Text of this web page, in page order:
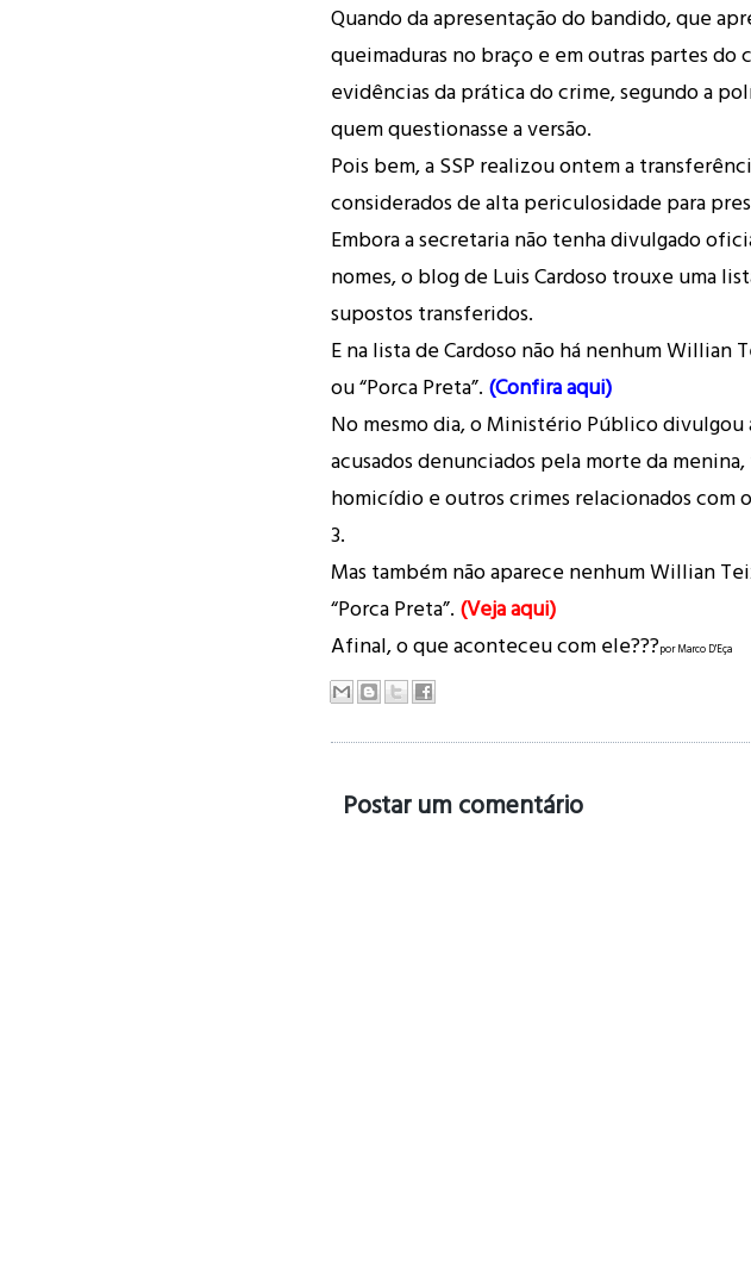
Quando da apresentação do bandido, que
queimaduras no braço e em outras partes do
evidências da prática do crime, segundo a
quem questionasse a versão.
Pois bem, a SSP realizou ontem a
considerados de alta periculosidade para
Embora a secretaria não tenha divulgado
nomes, o blog de Luis Cardoso trouxe uma
supostos transferidos.
E na lista de Cardoso não há nenhum Willian
ou “Porca Preta”. (Confira aqui)
No mesmo dia, o Ministério Público divulgou
acusados denunciados pela morte da
homicídio e outros crimes relacionados com
3.
Mas também não aparece nenhum Willian
“Porca Preta”. (Veja aqui)
Afinal, o que aconteceu com ele???por Marco D'Eça
Postar um comentário